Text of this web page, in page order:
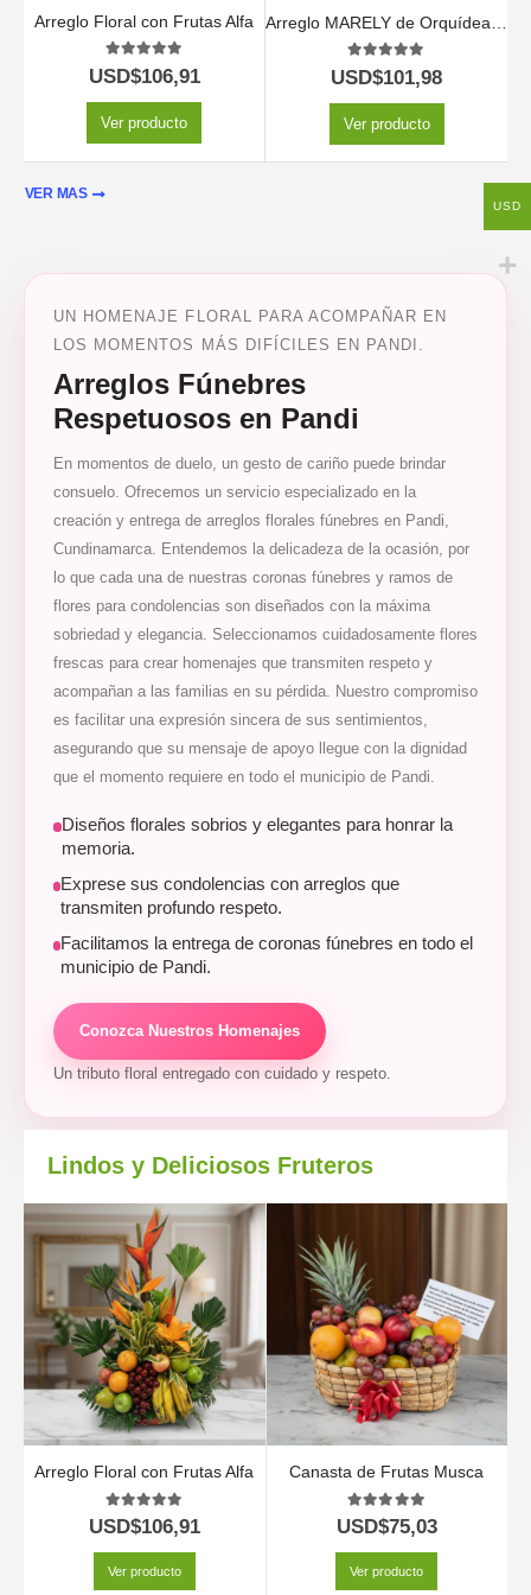
Arreglo Floral con Frutas Alfa
5.00out of 5
USD$106,91
Ver producto
5.00out of 5
USD$101,98
Ver producto
VER MAS
UN HOMENAJE FLORAL PARA ACOMPAÑAR EN
LOS MOMENTOS MÁS DIFÍCILES EN PANDI.
Arreglos Fúnebres
Respetuosos en Pandi
En momentos de duelo, un gesto de cariño puede brindar
consuelo. Ofrecemos un servicio especializado en la
creación y entrega de arreglos florales fúnebres en Pandi,
Cundinamarca. Entendemos la delicadeza de la ocasión, por
lo que cada una de nuestras coronas fúnebres y ramos de
flores para condolencias son diseñados con la máxima
sobriedad y elegancia. Seleccionamos cuidadosamente flores
frescas para crear homenajes que transmiten respeto y
acompañan a las familias en su pérdida. Nuestro compromiso
es facilitar una expresión sincera de sus sentimientos,
asegurando que su mensaje de apoyo llegue con la dignidad
que el momento requiere en todo el municipio de Pandi.
Diseños florales sobrios y elegantes para honrar la
memoria.
Exprese sus condolencias con arreglos que
transmiten profundo respeto.
Facilitamos la entrega de coronas fúnebres en todo el
municipio de Pandi.
Conozca Nuestros Homenajes
Un tributo floral entregado con cuidado y respeto.
Lindos y Deliciosos Fruteros
Arreglo Floral con Frutas Alfa
5.00out of 5
USD$106,91
Ver producto
Canasta de Frutas Musca
5.00out of 5
USD$75,03
Ver producto
USD